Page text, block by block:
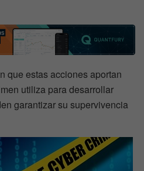
que estas acciones aportan
utiliza para desarrollar
garantizar su supervivencia